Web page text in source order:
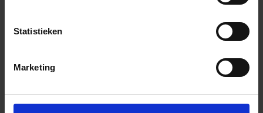
Statistieken
Marketing